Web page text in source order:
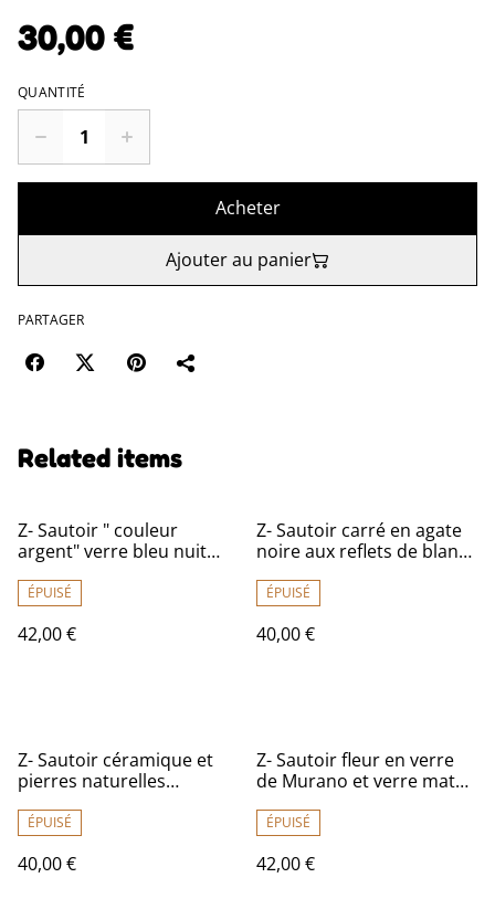
30,00 €
QUANTITÉ
Acheter
Ajouter au panier
PARTAGER
Related items
Z- Sautoir " couleur
argent" verre bleu nuit
monté sur fil de lin
réglable -pièce unique
ÉPUISÉ
42,00 €
Z- Sautoir carré en agate
noire aux reflets de blanc (
en céramique noire
monté sur fil de lin
réglable
ÉPUISÉ
40,00 €
Z- Sautoir céramique et
pierres naturelles
en bronze monté sur fil de
lin réglable
ÉPUISÉ
40,00 €
Z- Sautoir fleur en verre
de Murano et verre mat
monté sur fil de lin
réglable
ÉPUISÉ
42,00 €